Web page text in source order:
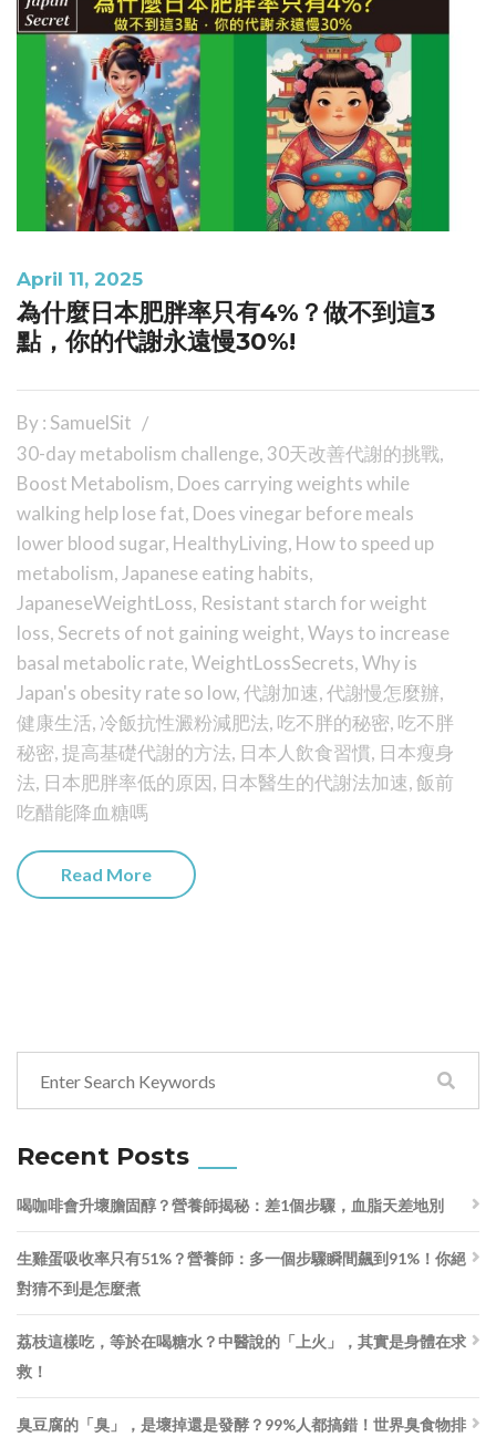
April 11, 2025
為什麼日本肥胖率只有4%？做不到這3
點，你的代謝永遠慢30%!
By : SamuelSit
30-day metabolism challenge, 30天改善代謝的挑戰,
Boost Metabolism, Does carrying weights while
walking help lose fat, Does vinegar before meals
lower blood sugar, HealthyLiving, How to speed up
metabolism,Japanese eating habits,
JapaneseWeightLoss, Resistant starch for weight
loss, Secrets of not gaining weight,Ways to increase
basal metabolic rate,WeightLossSecrets,Why is
Japan's obesity rate so low,代謝加速,代謝慢怎麼辦,
健康生活, 冷飯抗性澱粉減肥法, 吃不胖的秘密, 吃不胖
秘密,提高基礎代謝的方法, 日本人飲食習慣, 日本瘦身
法, 日本肥胖率低的原因, 日本醫生的代謝法加速,飯前
吃醋能降血糖嗎
Read More
Recent Posts
喝咖啡會升壞膽固醇？營養師揭秘：差1個步驟，血脂天差地別
生雞蛋吸收率只有51%？營養師：多一個步驟瞬間飆到91%！你絕
對猜不到是怎麼煮
荔枝這樣吃，等於在喝糖水？中醫說的「上火」，其實是身體在求
救！
臭豆腐的「臭」，是壞掉還是發酵？99%人都搞錯！世界臭食物排